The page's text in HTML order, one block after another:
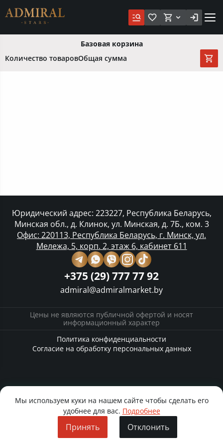
Базовая корзина
Количество товаровОбщая сумма
Юридический адрес: 223227, Республика Беларусь,
Минская обл., д. Клинок, ул. Минская, д. 7Б., ком. 3
Офис: 220113, Республика Беларусь, г. Минск, ул.
Мележа, 5, корп. 2, этаж 6, кабинет 611
+375 (29) 777 77 92
admiral@admiralmarket.by
Цены не являются публичной офертой и носят
информационный характер
Политика конфиденциальности
Согласие на обработку персональных данных
Мы используем куки на нашем сайте чтобы сделать его
удобнее для вас. Подробнее
Принять Отклонить